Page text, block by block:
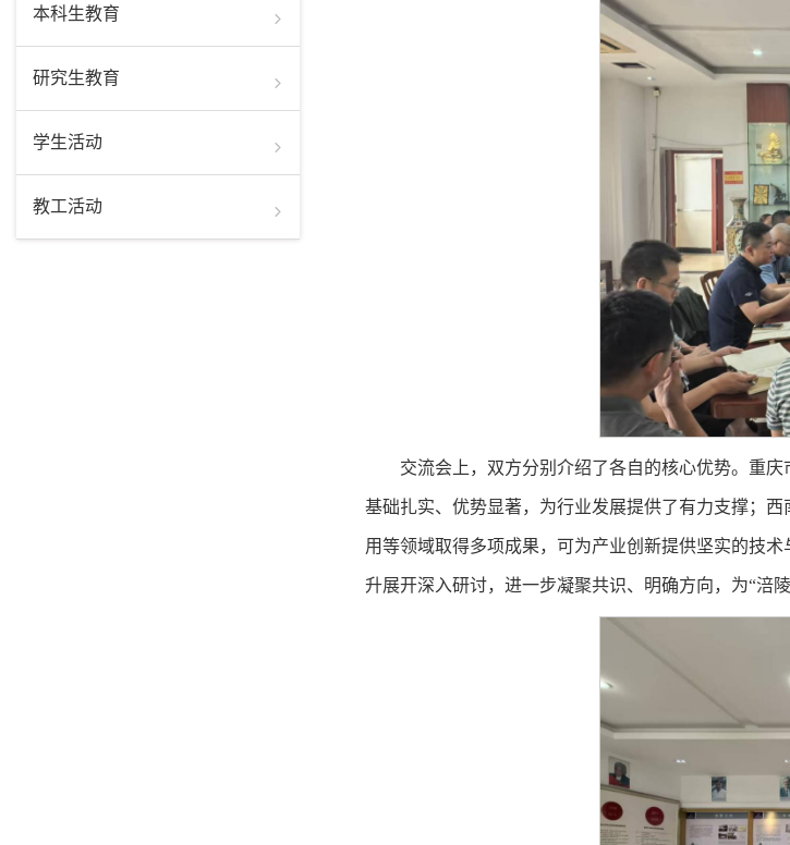
本科生教育
研究生教育
学生活动
教工活动
交流会上，双方分别介绍了各自的核心优势。重
基础扎实、优势显著，为行业发展提供了有力支撑；
用等领域取得多项成果，可为产业创新提供坚实的技
升展开深入研讨，进一步凝聚共识、明确方向，为“涪